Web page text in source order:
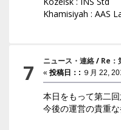
Khamisiyah : AAS
7 ニュース・連絡 / Re：
«投稿日：: ９月 22,
本日をもって第二
今後の運営の貴重